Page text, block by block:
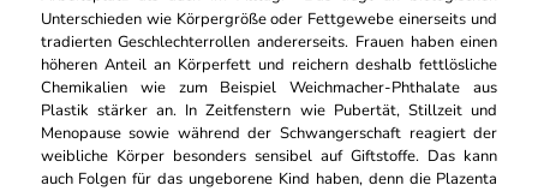
Unterschieden wie Körpergröße oder Fettgewebe einerseits und
tradierten Geschlechterrollen andererseits. Frauen haben einen
höheren Anteil an Körperfett und reichern deshalb fettlösliche
Chemikalien wie zum Beispiel Weichmacher-Phthalate aus
Plastik stärker an. In Zeitfenstern wie Pubertät, Stillzeit und
Menopause sowie während der Schwangerschaft reagiert der
weibliche Körper besonders sensibel auf Giftstoffe. Das kann
auch Folgen für das ungeborene Kind haben, denn die Plazenta